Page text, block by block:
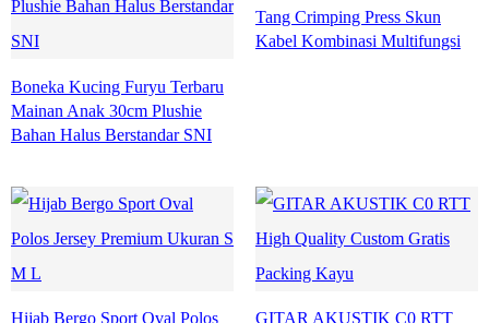
Boneka Kucing Furyu Terbaru
Mainan Anak 30cm Plushie
Bahan Halus Berstandar SNI
Tang Crimping Press Skun
Kabel Kombinasi Multifungsi
Hijab Bergo Sport Oval Polos
GITAR AKUSTIK C0 RTT